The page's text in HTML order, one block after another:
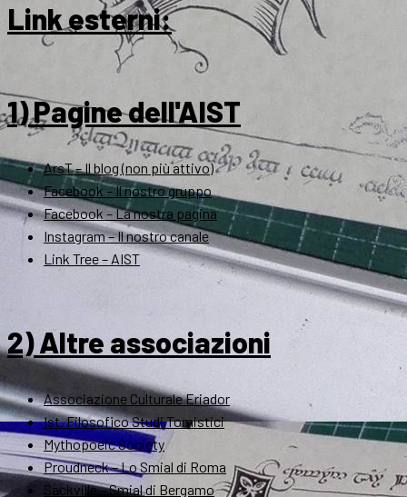
Link esterni:
1) Pagine dell'AIST
ArsT – Il blog (non più attivo)
Facebook – Il nostro gruppo
Facebook – La nostra pagina
Instagram – Il nostro canale
Link Tree – AIST
2) Altre associazioni
Associazione Culturale Eriador
Ist. Filosofico Studi Tomistici
Mythopoeic Society
Proudneck – Lo Smial di Roma
Sackville – Smial di Bergamo